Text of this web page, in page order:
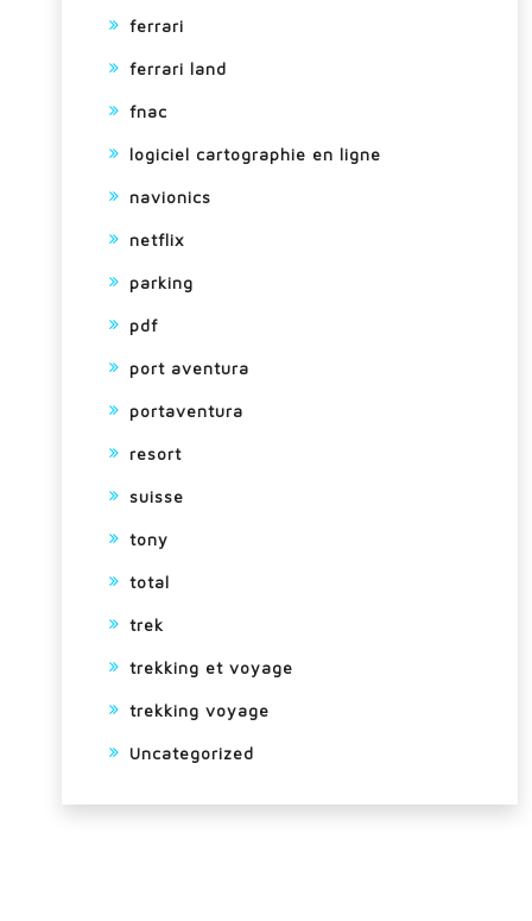
ferrari
ferrari land
fnac
logiciel cartographie en ligne
navionics
netflix
parking
pdf
port aventura
portaventura
resort
suisse
tony
total
trek
trekking et voyage
trekking voyage
Uncategorized